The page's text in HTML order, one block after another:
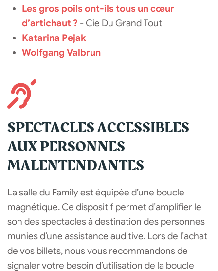
Les gros poils ont-ils tous un cœur
d’artichaut ? - Cie Du Grand Tout
Katarina Pejak
Wolfgang Valbrun
SPECTACLES ACCESSIBLES
AUX PERSONNES
MALENTENDANTES
La salle du Family est équipée d’une boucle
magnétique. Ce dispositif permet d’amplifier le
son des spectacles à destination des personnes
munies d’une assistance auditive. Lors de l’achat
de vos billets, nous vous recommandons de
signaler votre besoin d’utilisation de la boucle